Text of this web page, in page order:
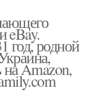
eBay.
год, родной
на Amazon,